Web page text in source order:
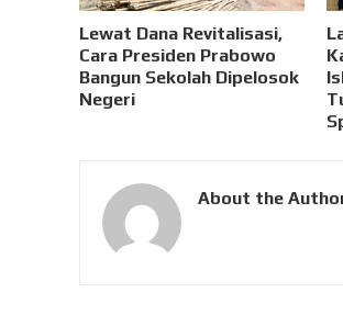
Lewat Dana Revitalisasi,
Cara Presiden Prabowo
Bangun Sekolah Dipelosok
Negeri
About the